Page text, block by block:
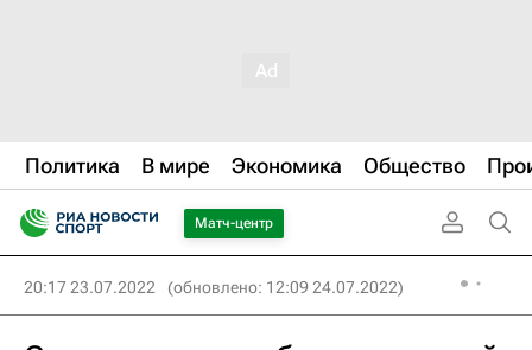
Политика В мире Экономика Общество
Матч-центр
20:17 23.07.2022 (обновлено: 12:09 24.07.2022)